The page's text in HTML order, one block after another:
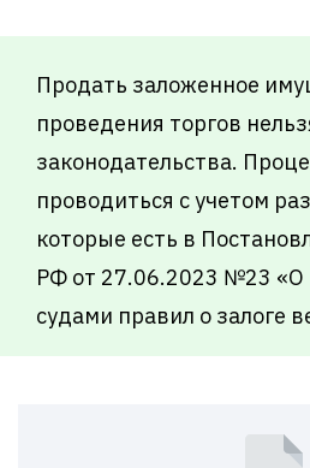
Продать заложенное
проведения торгов
законодательства.
проводиться с учетом
которые есть в
РФ от 27.06.2023 №23 «О
судами правил о залоге